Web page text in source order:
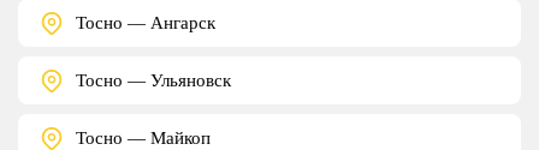
Тосно — Ангарск
Тосно — Ульяновск
Тосно — Майкоп